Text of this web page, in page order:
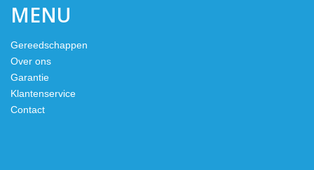
MENU
Gereedschappen
Over ons
Garantie
Klantenservice
Contact